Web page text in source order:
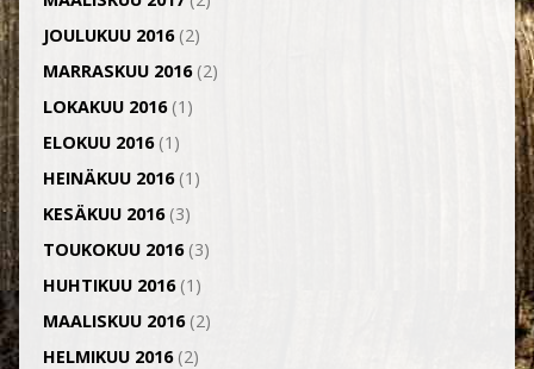
JOULUKUU 2016(2)
MARRASKUU 2016(2)
LOKAKUU 2016(1)
ELOKUU 2016(1)
HEINÄKUU 2016(1)
KESÄKUU 2016(3)
TOUKOKUU 2016(3)
HUHTIKUU 2016(1)
MAALISKUU 2016(2)
HELMIKUU 2016(2)